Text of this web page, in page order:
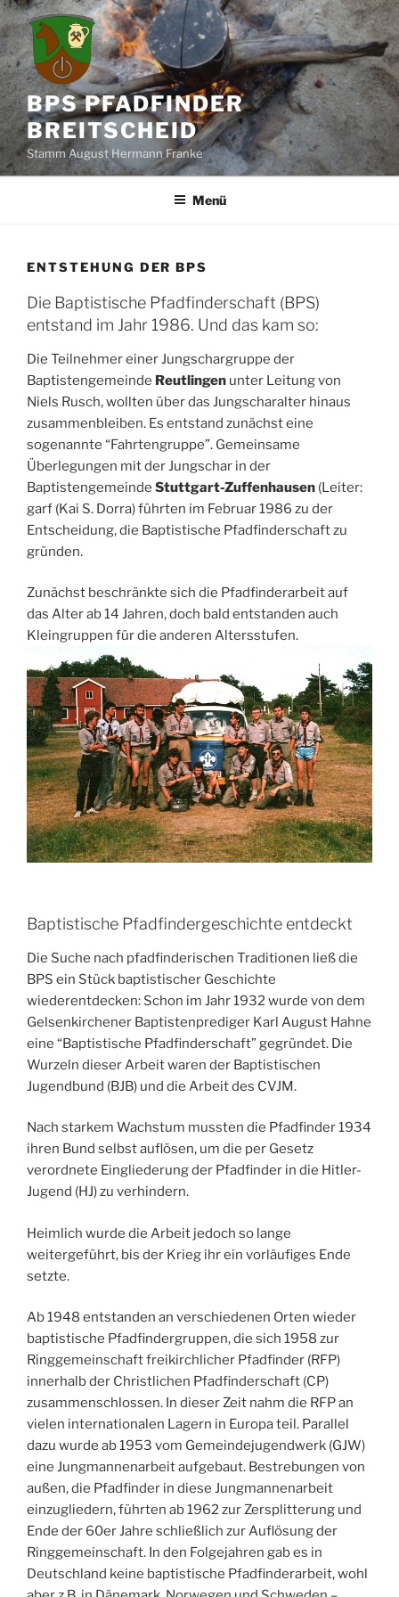
Zum
Inhalt
springen
BPS PFADFINDER
BREITSCHEID
Stamm August Hermann Franke
Menü
ENTSTEHUNG DER BPS
Die Baptistische Pfadfinderschaft (BPS)
entstand im Jahr 1986. Und das kam so:
Die Teilnehmer einer Jungschargruppe der
Baptistengemeinde Reutlingen unter Leitung von
Niels Rusch, wollten über das Jungscharalter hinaus
zusammenbleiben. Es entstand zunächst eine
sogenannte “Fahrtengruppe”. Gemeinsame
Überlegungen mit der Jungschar in der
Baptistengemeinde Stuttgart-Zuffenhausen (Leiter:
garf (Kai S. Dorra) führten im Februar 1986 zu der
Entscheidung, die Baptistische Pfadfinderschaft zu
gründen.
Zunächst beschränkte sich die Pfadfinderarbeit auf
das Alter ab 14 Jahren, doch bald entstanden auch
Kleingruppen für die anderen Altersstufen.
Baptistische Pfadfindergeschichte entdeckt
Die Suche nach pfadfinderischen Traditionen ließ die
BPS ein Stück baptistischer Geschichte
wiederentdecken: Schon im Jahr 1932 wurde von dem
Gelsenkirchener Baptistenprediger Karl August Hahne
eine “Baptistische Pfadfinderschaft” gegründet. Die
Wurzeln dieser Arbeit waren der Baptistischen
Jugendbund (BJB) und die Arbeit des CVJM.
Nach starkem Wachstum mussten die Pfadfinder 1934
ihren Bund selbst auflösen, um die per Gesetz
verordnete Eingliederung der Pfadfinder in die Hitler-
Jugend (HJ) zu verhindern.
Heimlich wurde die Arbeit jedoch so lange
weitergeführt, bis der Krieg ihr ein vorläufiges Ende
setzte.
Ab 1948 entstanden an verschiedenen Orten wieder
baptistische Pfadfindergruppen, die sich 1958 zur
Ringgemeinschaft freikirchlicher Pfadfinder (RFP)
innerhalb der Christlichen Pfadfinderschaft (CP)
zusammenschlossen. In dieser Zeit nahm die RFP an
vielen internationalen Lagern in Europa teil. Parallel
dazu wurde ab 1953 vom Gemeindejugendwerk (GJW)
eine Jungmannenarbeit aufgebaut. Bestrebungen von
außen, die Pfadfinder in diese Jungmannenarbeit
einzugliedern, führten ab 1962 zur Zersplitterung und
Ende der 60er Jahre schließlich zur Auflösung der
Ringgemeinschaft. In den Folgejahren gab es in
Deutschland keine baptistische Pfadfinderarbeit, wohl